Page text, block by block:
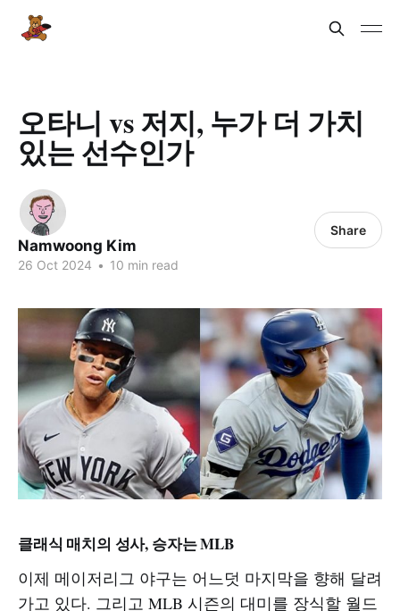
오타니 vs 저지, 누가 더 가치
있는 선수인가
Namwoong Kim
26 Oct 2024 • 10 min read
Share
클래식 매치의 성사, 승자는 MLB
이제 메이저리그 야구는 어느덧 마지막을 향해 달려
가고 있다. 그리고 MLB 시즌의 대미를 장식할 월드